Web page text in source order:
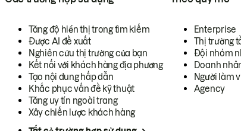
Tăng độ hiển thị trong tìm kiếm
Được AI đề xuất
Nghiên cứu thị trường của bạn
Kết nối với khách hàng địa phương
Tạo nội dung hấp dẫn
Khắc phục vấn đề kỹ thuật
Tăng uy tín ngoài trang
Xây chiến lược khách hàng
Enterprise
Thị trường
Đội nhóm
Doanh
Người làm
Agency